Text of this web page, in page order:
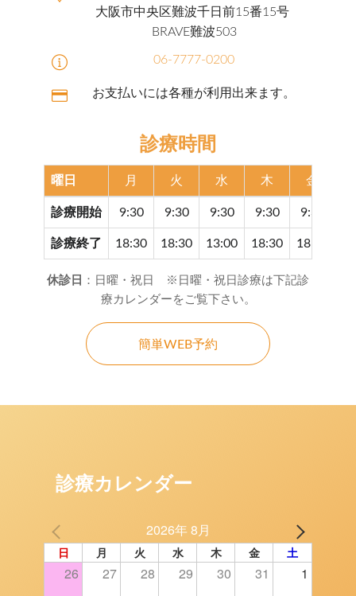
大阪市中央区難波千日前15番15号
BRAVE難波503
06-7777-0200
お支払いには各種が利用出来ます。
診療時間
曜日 月 火 水 木 金
診療開始 9:30 9:30 9:30 9:30 9:30
診療終了 18:30 18:30 13:00 18:30 18:30
休診日 ：日曜・祝日 ※日曜・祝日診療は下記診
療カレンダーをご覧下さい。
簡単WEB予約
診療カレンダー
2026年 8月
日 月 火 水 木 金 土
26 27 28 29 30 31 1